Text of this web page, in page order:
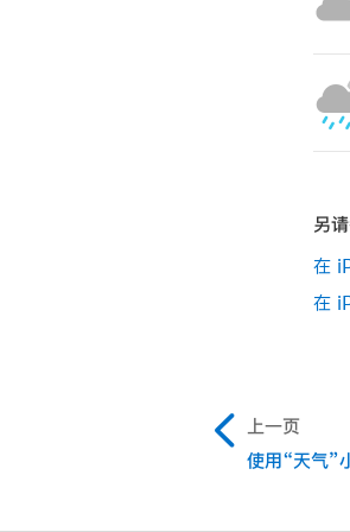
另
在
在
上一页
使用“天气”